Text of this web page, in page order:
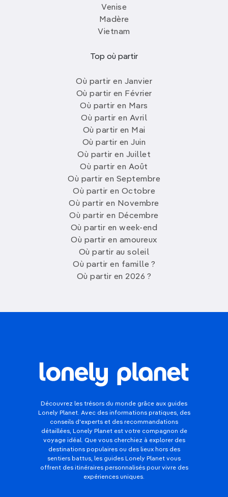
Venise
Madère
Vietnam
Top où partir
Où partir en Janvier
Où partir en Février
Où partir en Mars
Où partir en Avril
Où partir en Mai
Où partir en Juin
Où partir en Juillet
Où partir en Août
Où partir en Septembre
Où partir en Octobre
Où partir en Novembre
Où partir en Décembre
Où partir en week-end
Où partir en amoureux
Où partir au soleil
Où partir en famille ?
Où partir en 2026 ?
Découvrez les trésors du monde grâce aux guides
Lonely Planet. Avec des informations pratiques, des
conseils d'experts et des recommandations
détaillées, Lonely Planet est votre compagnon de
voyage idéal. Que vous cherchiez à explorer des
destinations populaires ou des lieux hors des
sentiers battus, les guides Lonely Planet vous
offrent des itinéraires personnalisés pour vivre des
expériences uniques.